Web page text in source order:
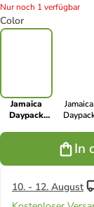
Nur noch 1 verfügbar
Color
Jamaica
Daypack
Jamaica
black
In
10. - 12. August